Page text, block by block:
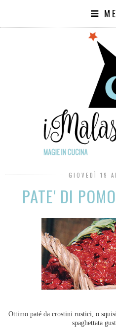
GIOVEDÌ 19
PATE' DI
Ottimo paté da crostini rustici, o
spaghettata